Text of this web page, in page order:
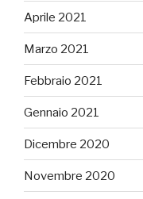
Aprile 2021
Marzo 2021
Febbraio 2021
Gennaio 2021
Dicembre 2020
Novembre 2020